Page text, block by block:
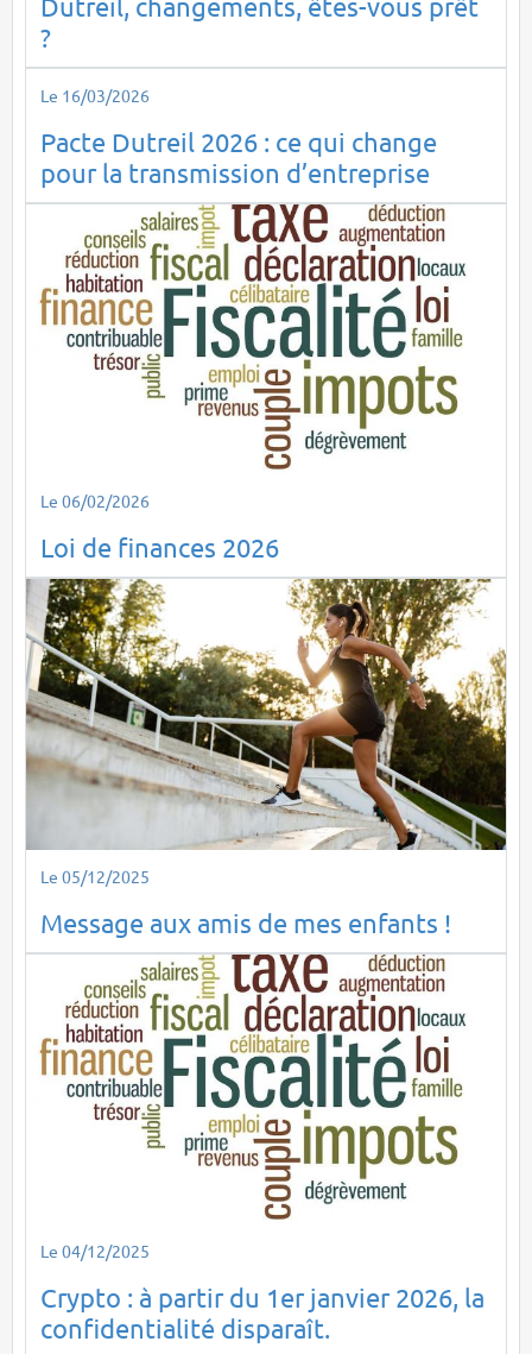
?
Le 16/03/2026
Pacte Dutreil 2026 : ce qui change
pour la transmission d’entreprise
Le 06/02/2026
Loi de finances 2026
Le 05/12/2025
Message aux amis de mes enfants !
Le 04/12/2025
Crypto : à partir du 1er janvier 2026, la
confidentialité disparaît.